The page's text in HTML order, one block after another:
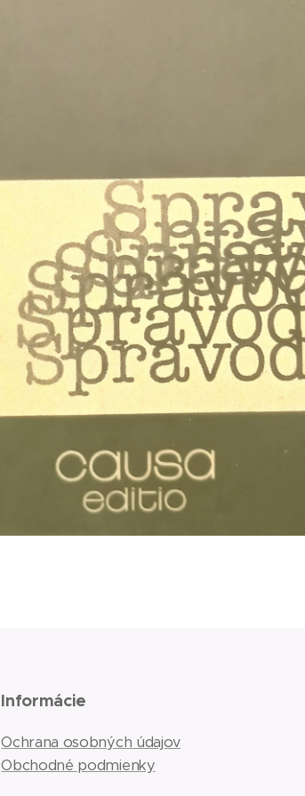
Informácie
Ochrana osobných údajov
Obchodné podmienky